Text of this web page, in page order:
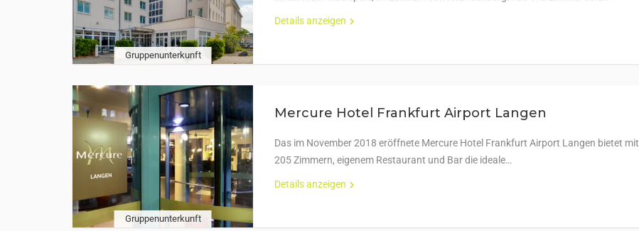
Gruppenunterkunft
Details anzeigen
Gruppenunterkunft
Mercure Hotel Frankfurt Airport Langen
Das im November 2018 eröffnete Mercure Hotel Frankfurt Airport Langen bietet mit
205 Zimmern, eigenem Restaurant und Bar die ideale…
Details anzeigen